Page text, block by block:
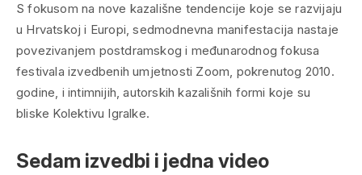
S fokusom na nove kazališne tendencije koje se razvijaju
u Hrvatskoj i Europi, sedmodnevna manifestacija nastaje
povezivanjem postdramskog i međunarodnog fokusa
festivala izvedbenih umjetnosti Zoom, pokrenutog 2010.
godine, i intimnijih, autorskih kazališnih formi koje su
bliske Kolektivu Igralke.
Sedam izvedbi i jedna video